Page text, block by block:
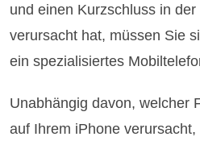
und einen Kurzschluss in
verursacht hat, müssen Sie
ein spezialisiertes
Unabhängig davon, welcher
auf Ihrem iPhone